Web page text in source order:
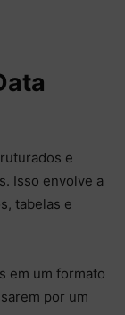
e
Isso envolve a
tabelas e
em um formato
por um